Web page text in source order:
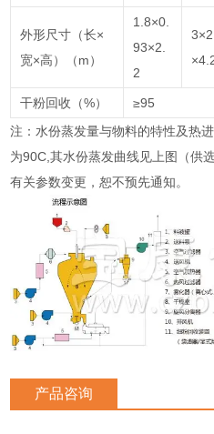
外形尺寸（长×
宽×高）（m）
1.8×0.
93×2.
2
干粉回收（%）
≥95
注：水份蒸发量与物料的特性及热
为90C,其水份蒸发曲线见上图（供
有关参数变更，恕不预先通知。
产品咨询